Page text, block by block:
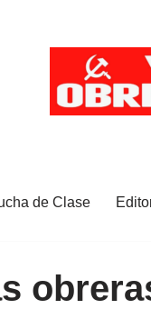
de Clase